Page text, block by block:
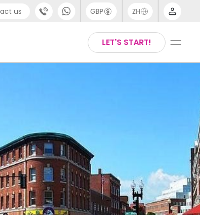
us
3871 8666
GBP ZH
LET'S START!